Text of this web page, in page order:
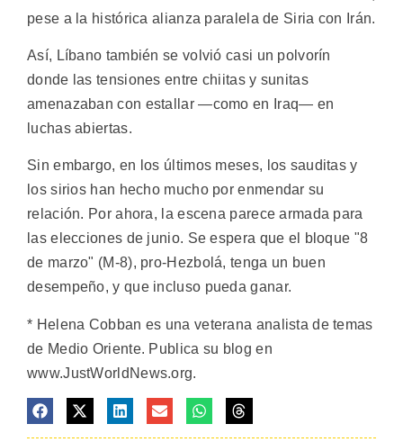
pese a la histórica alianza paralela de Siria con Irán.
Así, Líbano también se volvió casi un polvorín
donde las tensiones entre chiitas y sunitas
amenazaban con estallar —como en Iraq— en
luchas abiertas.
Sin embargo, en los últimos meses, los sauditas y
los sirios han hecho mucho por enmendar su
relación. Por ahora, la escena parece armada para
las elecciones de junio. Se espera que el bloque "8
de marzo" (M-8), pro-Hezbolá, tenga un buen
desempeño, y que incluso pueda ganar.
* Helena Cobban es una veterana analista de temas
de Medio Oriente. Publica su blog en
www.JustWorldNews.org.